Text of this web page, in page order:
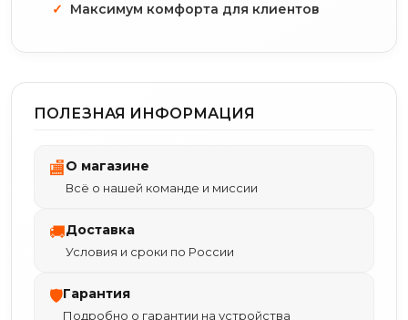
Максимум комфорта для клиентов
ПОЛЕЗНАЯ ИНФОРМАЦИЯ
🏬О магазине
Всё о нашей команде и миссии
🚚Доставка
Условия и сроки по России
🛡Гарантия
Подробно о гарантии на устройства